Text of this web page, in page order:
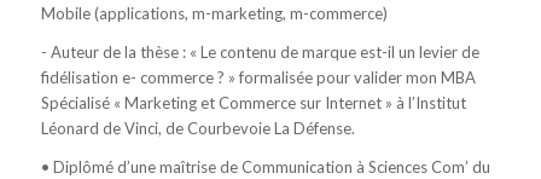
Mobile (applications, m-marketing, m-commerce)
- Auteur de la thèse : « Le contenu de marque est-il un levier de
fidélisation e- commerce ? » formalisée pour valider mon MBA
Spécialisé « Marketing et Commerce sur Internet » à l’Institut
Léonard de Vinci, de Courbevoie La Défense.
• Diplômé d’une maîtrise de Communication à Sciences Com’ du